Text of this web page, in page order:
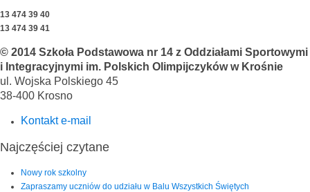
13 474 39 40
13 474 39 41
© 2014 Szkoła Podstawowa nr 14 z Oddziałami Sportowymi
i Integracyjnymi im. Polskich Olimpijczyków w Krośnie
ul. Wojska Polskiego 45
38-400 Krosno
Kontakt e-mail
Najczęściej czytane
Nowy rok szkolny
Zapraszamy uczniów do udziału w Balu Wszystkich Świętych